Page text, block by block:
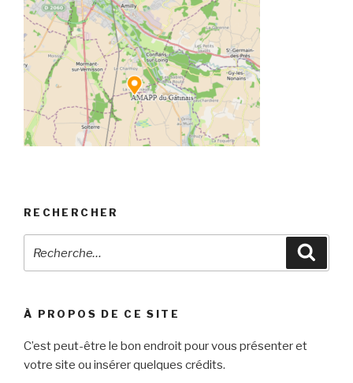
RECHERCHER
pour
À PROPOS DE CE SITE
C’est peut-être le bon endroit pour vous présenter et
votre site ou insérer quelques crédits.